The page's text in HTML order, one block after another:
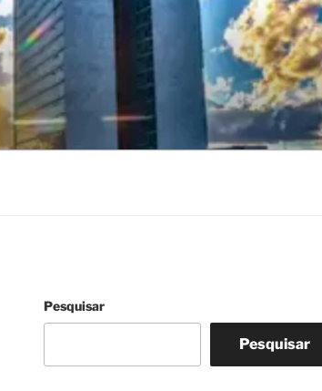
Pesquisar
Pesquisar